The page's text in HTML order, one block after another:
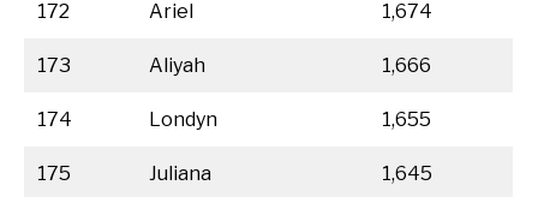
172 Ariel 1,674
173 Aliyah 1,666
174 Londyn 1,655
175 Juliana 1,645